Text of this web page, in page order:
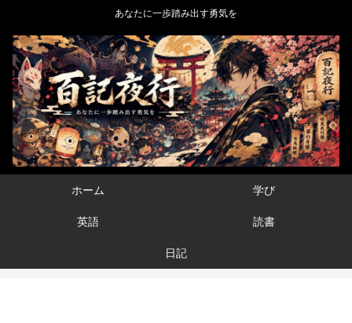
あなたに一歩踏み出す勇気を
ホーム 学び
英語 読書
日記